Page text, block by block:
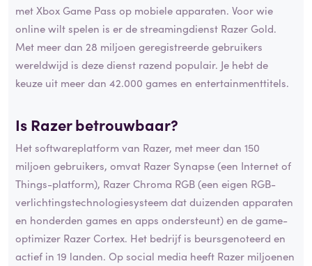
met Xbox Game Pass op mobiele apparaten. Voor wie
online wilt spelen is er de streamingdienst Razer Gold.
Met meer dan 28 miljoen geregistreerde gebruikers
wereldwijd is deze dienst razend populair. Je hebt de
keuze uit meer dan 42.000 games en entertainmenttitels.
Is Razerbetrouwbaar?
Het softwareplatform van Razer, met meer dan 150
miljoen gebruikers, omvat Razer Synapse (een Internet of
Things-platform), Razer Chroma RGB (een eigen RGB-
verlichtingstechnologiesysteem dat duizenden apparaten
en honderden games en apps ondersteunt) en de game-
optimizer Razer Cortex. Het bedrijf is beursgenoteerd en
actief in 19 landen. Op social media heeft Razer miljoenen